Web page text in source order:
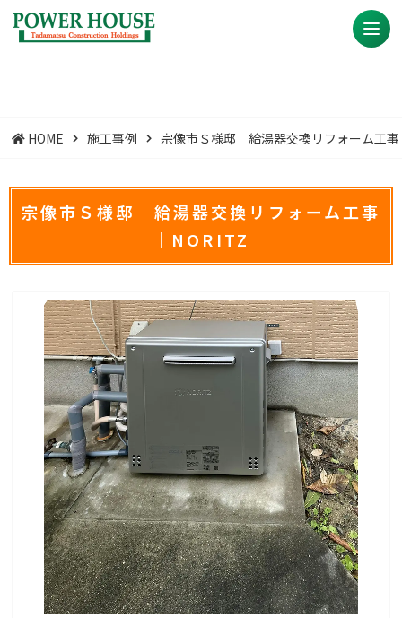
HOME 施工事例 宗像市Ｓ様邸 給湯器交換リフォーム工事
宗像市Ｓ様邸 給湯器交換リフォーム工事
｜NORITZ